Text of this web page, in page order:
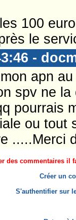
100
le
-
apn
spv ne
pourrais
ou tout
.....Merci
des commentaires il
Créer un
S'authentifier sur